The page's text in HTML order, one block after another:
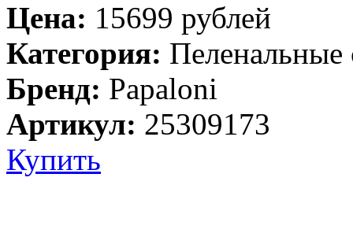
Цена: 15699 рублей
Категория: Пеленальные
Бренд: Papaloni
Артикул: 25309173
Купить